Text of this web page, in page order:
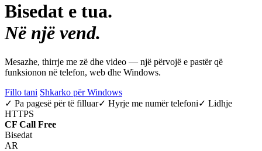
Bisedat e tua.
Në një vend.
Mesazhe, thirrje me zë dhe video — një përvojë e pastër që
funksionon në telefon, web dhe Windows.
Fillo tani Shkarko për Windows
✓ Pa pagesë për të filluar✓ Hyrje me numër telefoni✓ Lidhje
HTTPS
CF Call Free
Bisedat
AR